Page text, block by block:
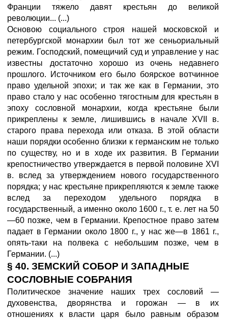
Франции тяжело давят крестьян до великой
революции... (...)
Основою социального строя нашей московской и
петербургской монархии был тот же сеньориальный
режим. Господский, помещичий суд и управление у нас
известны достаточно хорошо из очень недавнего
прошлого. Источником его было боярское вотчинное
право удельной эпохи; и так же как в Германии, это
право стало у нас особенно тягостным для крестьян в
эпоху сословной монархии, когда крестьяне были
прикреплены к земле, лишившись в начале XVII в.
старого права перехода или отказа. В этой области
наши порядки особенно близки к германским не только
по существу, но и в ходе их развития. В Германии
крепостничество утверждается в первой половине XVI
в. вслед за утверждением нового государственного
порядка; у нас крестьяне прикрепляются к земле также
вслед за переходом удельного порядка в
государственный, а именно около 1600 г., т. е. лет на 50
—60 позже, чем в Германии. Крепостное право затем
падает в Германии около 1800 г., у нас же—в 1861 г.,
опять-таки на полвека с небольшим позже, чем в
Германии. (...)
§ 40. ЗЕМСКИЙ СОБОР И ЗАПАДНЫЕ
СОСЛОВНЫЕ СОБРАНИЯ
Политическое значение наших трех сословий —
духовенства, дворянства и горожан — в их
отношениях к власти царя было равным образом